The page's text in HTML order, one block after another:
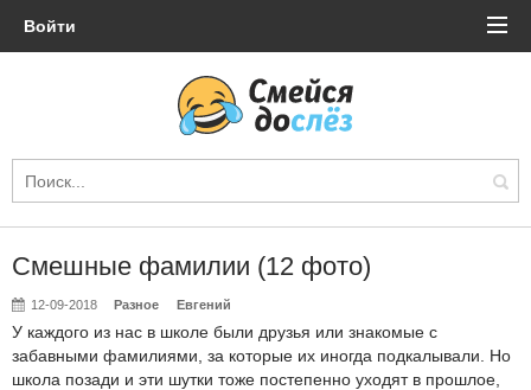
Войти
Смешные фамилии (12 фото)
12-09-2018 Разное Евгений
У каждого из нас в школе были друзья или знакомые с
забавными фамилиями, за которые их иногда подкалывали. Но
школа позади и эти шутки тоже постепенно уходят в прошлое,